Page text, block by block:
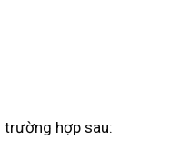
trường hợp sau: